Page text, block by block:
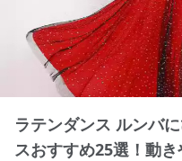
ラテンダンス ルンバ
スおすすめ25選！動